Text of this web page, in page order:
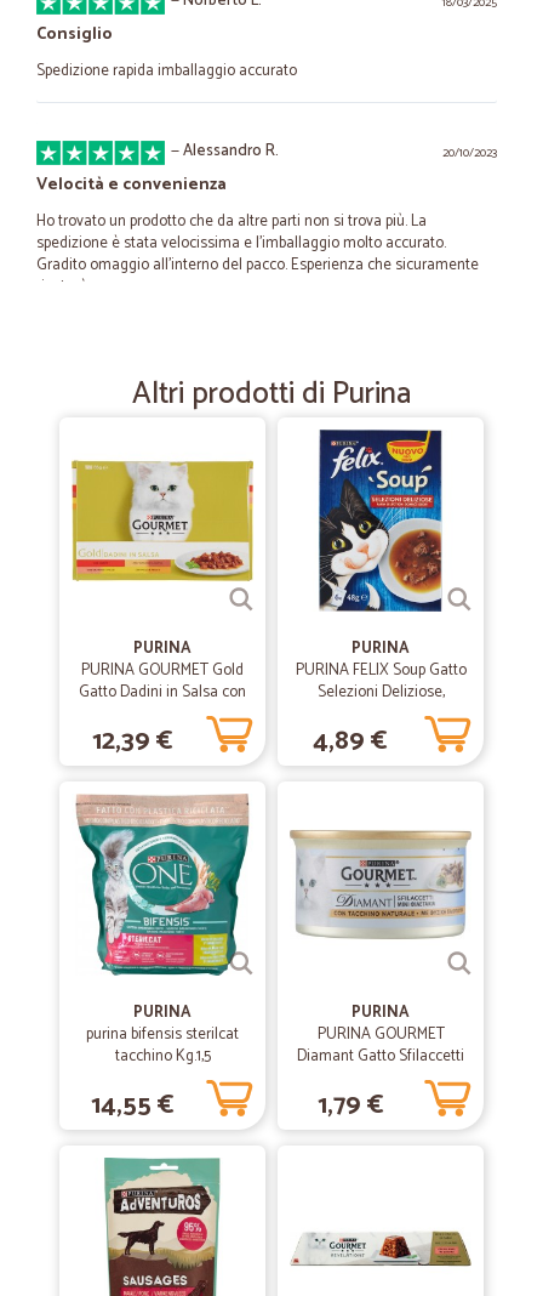
Consiglio
Spedizione rapida imballaggio accurato
20/10/2023
—Alessandro R.
Velocità e convenienza
Ho trovato un prodotto che da altre parti non si trova più. La
spedizione è stata velocissima e l'imballaggio molto accurato.
Gradito omaggio all'interno del pacco. Esperienza che sicuramente
ripeterò.
OTTIMO SITO
OTTIMO SITO, DOVE HO TROVATO PRODOTTI CHE FATICAVO A
TROVARE IN COMMERCIO RAPIDA LA SPEDIZIONE - PROFESSIONALI
—Gabriele A.
corteccia pacciamatura
Ho acquistato corteccia per pacciamatura. Prodotto di qualità a buon
consegna perfetto.
06/12/2019
— Consuelo B.
Benissimo
Puntualità cortesia ottimi imballaggi
09/11/2019
—Nicoletta Z.
ottimo servizio puntuale e conforme
ottimo servizio puntuale e conforme
—Claudia P.
Ottime supermercato on-line.Lo…
Ottime supermercato on-line.Lo consiglio.
—Daniele B.
Tutto preciso ...acquisto rapido e…
Tutto preciso ...acquisto rapido e soddisfacente
Altri prodotti di Purina
PURINA
PURINA GOURMET Gold
Gatto Dadini in Salsa con
Manzo, Salmone, Anatra,
Pollo Lattina 12x85 gr.
12,39 €
PURINA
PURINA FELIX Soup Gatto
Selezioni Deliziose,
Multipack busta 6x48 gr.
4,89 €
PURINA
purina bifensis sterilcat
tacchino Kg.1,5
14,55 €
PURINA
PURINA GOURMET
Diamant Gatto Sfilaccetti
con Tacchino Naturale
lattina 85gr.
1,79 €